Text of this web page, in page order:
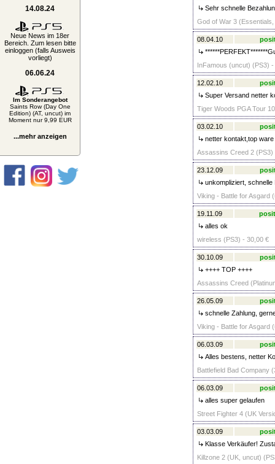
14.08.24
Neue News im 18er
Bereich. Zum lesen bitte
einloggen (falls Ausweis
vorliegt)
06.06.24
Im Sonderangebot
Saints Row (Day One
Edition) (AT, uncut) im
Moment nur 9,99 EUR
...mehr anzeigen
Sehr schnelle
God of War 3
08.04.10
InFamous (uncut) (PS3) -
12.02.10
Super Versand netter
Tiger Woods PGA Tour
03.02.10
netter kontakt,top
Assassins Creed 2 (PS3)
23.12.09
unkompliziert, schnelle
Viking - Battle for Asgard
19.11.09
alles ok
wireless (PS3) - 30,00 €
30.10.09
++++ TOP ++++
Assassins Creed
26.05.09
schnelle Zahlung,
Viking - Battle for Asgard
06.03.09
Alles bestens, netter
Battlefield Bad Company
06.03.09
alles super gelaufen
Street Fighter 4 (UK
03.03.09
Klasse Verkäufer!
Killzone 2 (UK, uncut)